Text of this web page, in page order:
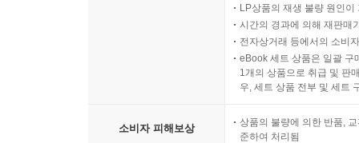
LP상품의 재생 불량 원인
시간의 경과에 의해 재판매
전자상거래 등에서의 소비
eBook 세트 상품은 일괄 구
1개의 상품으로 취급 및 판
우, 세트 상품 전부 및 세트
소비자 피해보상
상품의 불량에 의한 반품,
준하여 처리됨